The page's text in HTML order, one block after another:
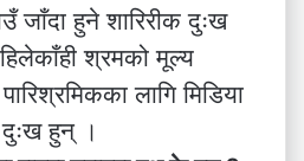
जाँदा हुने शारिरीक दुःख
श्रमको मूल्य
लागि मिडिया
दुःख हुन् ।